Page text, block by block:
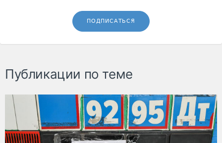
ПОДПИСАТЬСЯ
Публикации по теме